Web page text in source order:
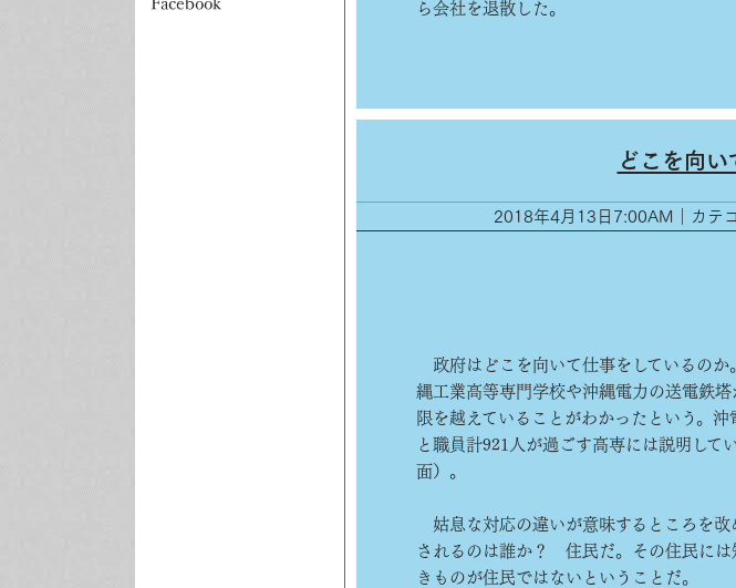
ら会社を退散した。
どこを向い
2018年4月13日7:00AM｜カテ
政府はどこを向いて仕事をしているのか
縄工業高等専門学校や沖縄電力の送電鉄
限を越えていることがわかったという。
と職員計921人が過ごす高専には説明して
面）。
姑息な対応の違いが意味するところを改
されるのは誰か？ 住民だ。その住民には
きものが住民ではないということだ。